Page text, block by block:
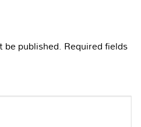
published. Required fields